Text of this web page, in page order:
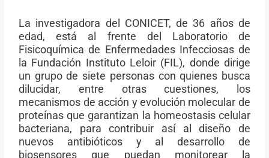
La investigadora del CONICET, de 36 años de
edad, está al frente del Laboratorio de
Fisicoquímica de Enfermedades Infecciosas de
la Fundación Instituto Leloir (FIL), donde dirige
un grupo de siete personas con quienes busca
dilucidar, entre otras cuestiones, los
mecanismos de acción y evolución molecular de
proteínas que garantizan la homeostasis celular
bacteriana, para contribuir así al diseño de
nuevos antibióticos y al desarrollo de
biosensores que puedan monitorear la